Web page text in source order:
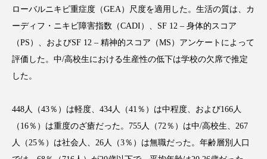
TAG LIST タグ一覧
AI
Gemini Instagram SaaS SNS
TikTok アスタキサンチン
ローバルニキビ重症度（GEA）尺度を適用した。生活の質は、カ
ーディフ・ニキビ障害指数（CADI ）、 SF 12 – 身体的スコア
（PS ）、およびSF 12 – 精神的スコア（MS ）アンケートによって
評価した。中/高校生における生産性の低下は学校の欠席で推定
した。
448人（43％）は軽度、 434人（41 ％）は中程度、および166人
（ 16％）は重度のざ瘡だった。 755人（ 72％）は中/高校生、 267
人（25％）は社会人、 26人（3％）は無職だった。年齢層別人口